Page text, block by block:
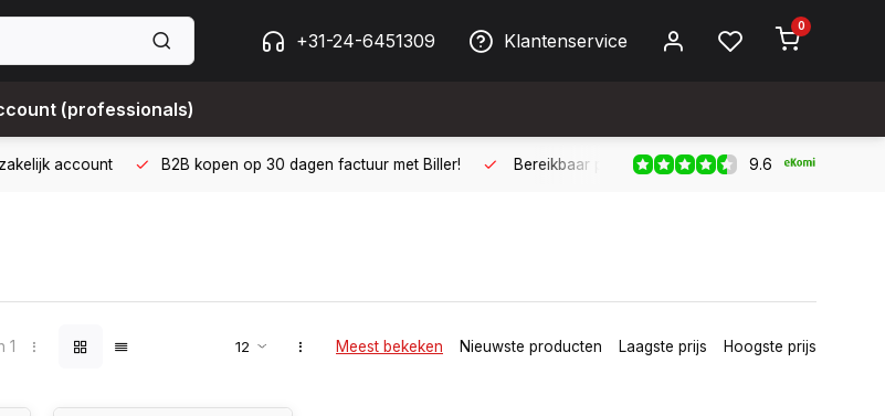
+31-24-6451309 Klantenservice
0
(professionals)
account B2B kopen op 30 dagen factuur met Biller! Bereikbaar per telefoon op werkdagen van 09:00 tot
9.6
1 Meest bekeken Nieuwste producten Laagste prijs Hoogste prijs